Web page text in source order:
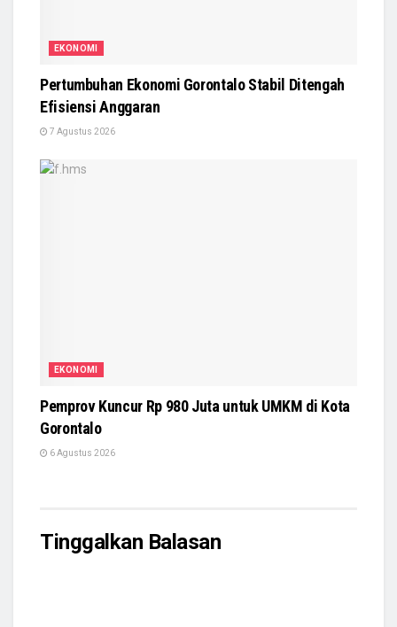
EKONOMI
Pertumbuhan Ekonomi Gorontalo Stabil Ditengah
Efisiensi Anggaran
7 Agustus 2026
EKONOMI
Pemprov Kuncur Rp 980 Juta untuk UMKM di Kota
Gorontalo
6 Agustus 2026
Tinggalkan Balasan